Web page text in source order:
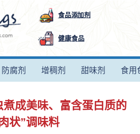
食品添加剂
健康食品
防腐剂 增稠剂 甜味剂 食用
成美味、富含蛋白质的
状”调味料